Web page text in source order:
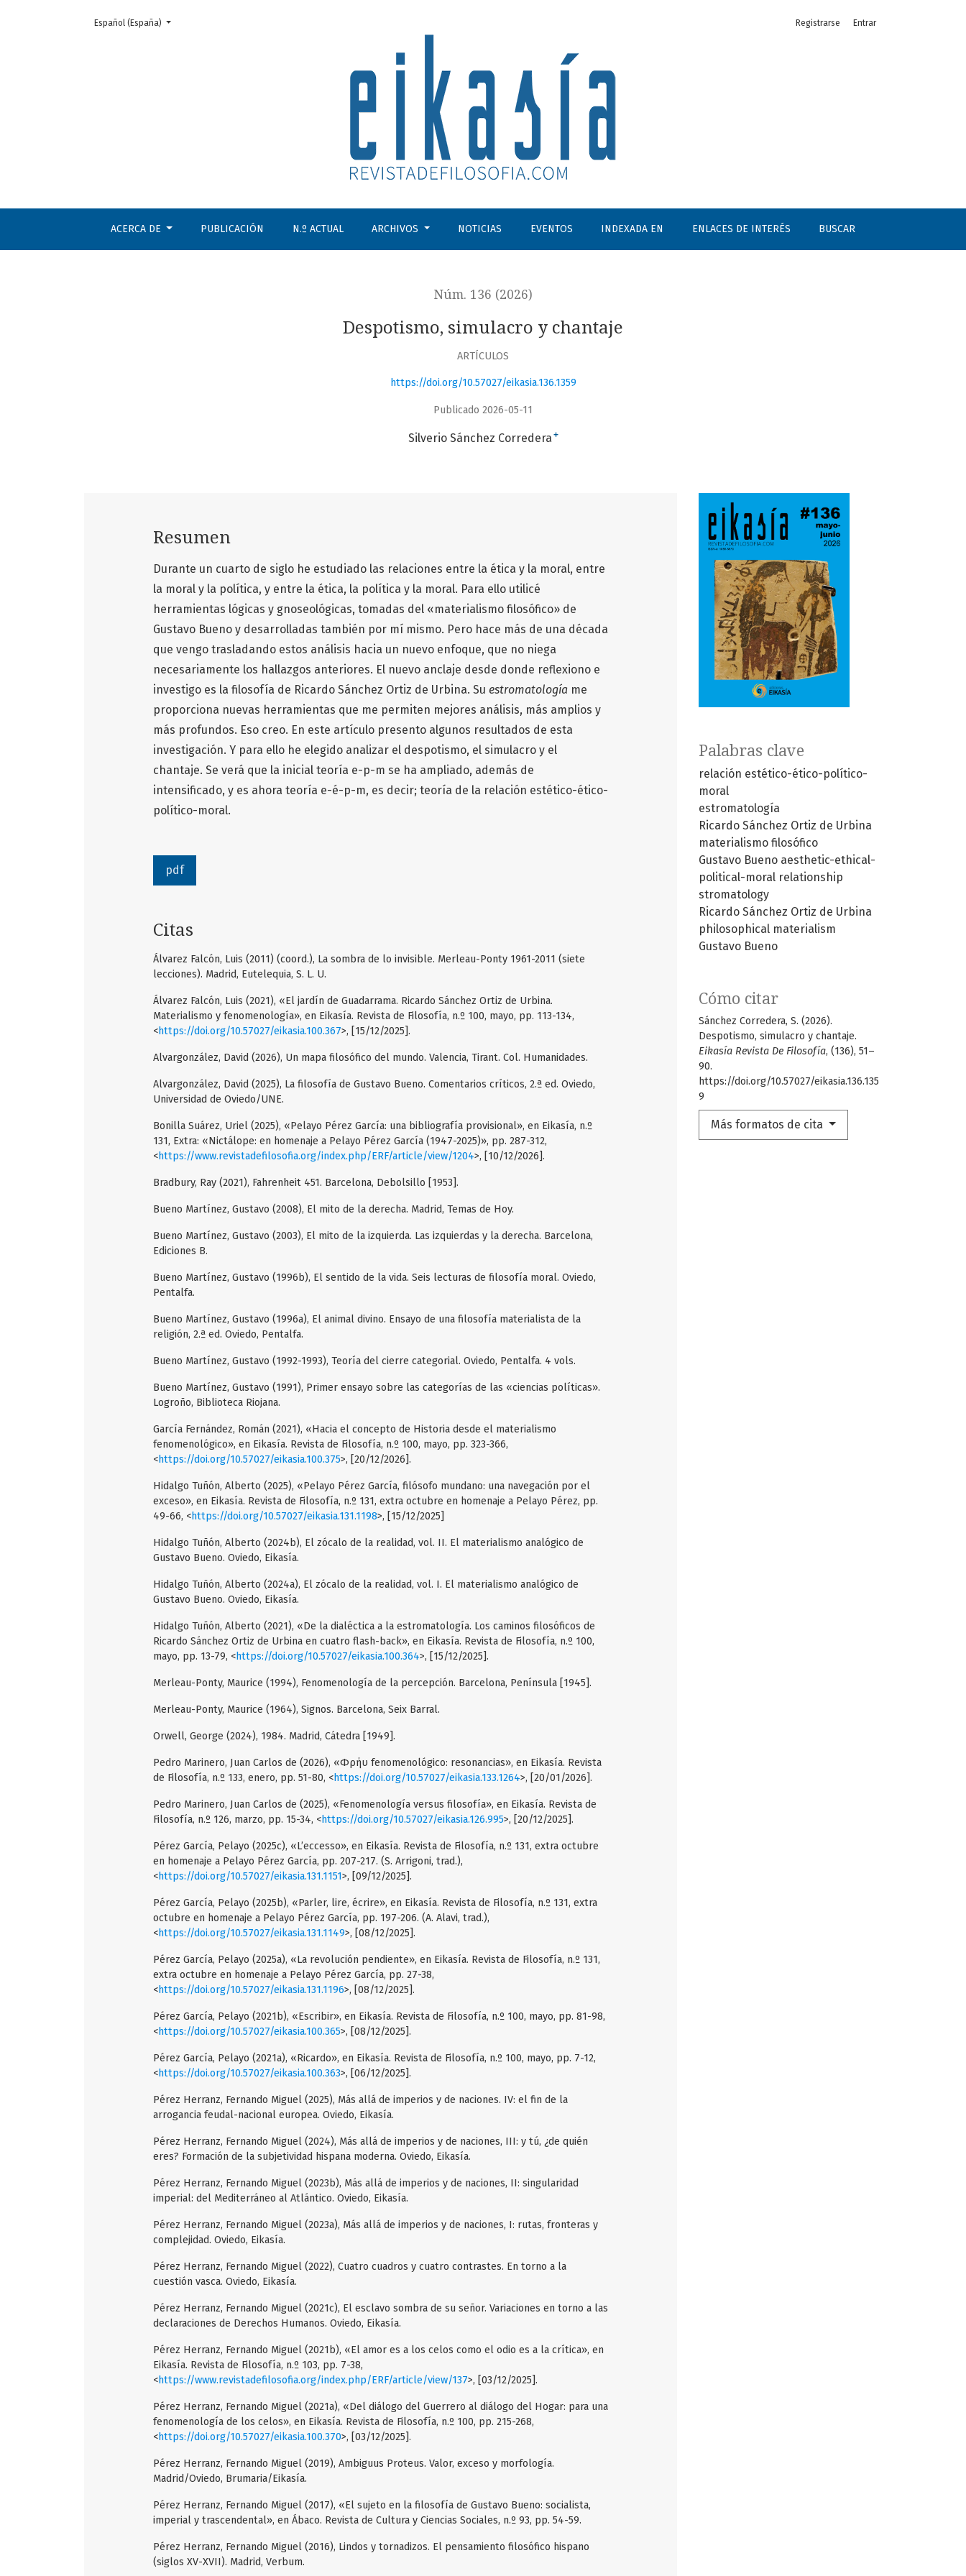
Despotismo, simulacro y chantaje
Registrarse Entrar
Cambiar el idioma. El actual es:
Español (España)
ACERCA DE PUBLICACIÓN N.º ACTUAL ARCHIVOS NOTICIAS EVENTOS INDEXADA EN ENLACES DE INTERÉS BUSCAR
Núm. 136 (2026)
Despotismo, simulacro y chantaje
ARTÍCULOS
https://doi.org/10.57027/eikasia.136.1359
Publicado 2026-05-11
Silverio Sánchez Corredera +
Palabras clave
relación estético-ético-político-
moral
estromatología
Ricardo Sánchez Ortiz de Urbina
materialismo filosófico
Gustavo Bueno aesthetic-ethical-
political-moral relationship
stromatology
Ricardo Sánchez Ortiz de Urbina
philosophical materialism
Gustavo Bueno
Cómo citar
Sánchez Corredera, S. (2026).
Despotismo, simulacro y chantaje.
Eikasía Revista De Filosofía, (136), 51–
90.
https://doi.org/10.57027/eikasia.136.135
9
Más formatos de cita
Resumen
Durante un cuarto de siglo he estudiado las relaciones entre la ética y la moral, entre
la moral y la política, y entre la ética, la política y la moral. Para ello utilicé
herramientas lógicas y gnoseológicas, tomadas del «materialismo filosófico» de
Gustavo Bueno y desarrolladas también por mí mismo. Pero hace más de una década
que vengo trasladando estos análisis hacia un nuevo enfoque, que no niega
necesariamente los hallazgos anteriores. El nuevo anclaje desde donde reflexiono e
investigo es la filosofía de Ricardo Sánchez Ortiz de Urbina. Su estromatología me
proporciona nuevas herramientas que me permiten mejores análisis, más amplios y
más profundos. Eso creo. En este artículo presento algunos resultados de esta
investigación. Y para ello he elegido analizar el despotismo, el simulacro y el
chantaje. Se verá que la inicial teoría e-p-m se ha ampliado, además de
intensificado, y es ahora teoría e-é-p-m, es decir; teoría de la relación estético-ético-
político-moral.
pdf
Citas
Álvarez Falcón, Luis (2011) (coord.), La sombra de lo invisible. Merleau-Ponty 1961-2011 (siete
lecciones). Madrid, Eutelequia, S. L. U.
Álvarez Falcón, Luis (2021), «El jardín de Guadarrama. Ricardo Sánchez Ortiz de Urbina.
Materialismo y fenomenología», en Eikasía. Revista de Filosofía, n.º 100, mayo, pp. 113-134,
<https://doi.org/10.57027/eikasia.100.367>, [15/12/2025].
Alvargonzález, David (2026), Un mapa filosófico del mundo. Valencia, Tirant. Col. Humanidades.
Alvargonzález, David (2025), La filosofía de Gustavo Bueno. Comentarios críticos, 2.ª ed. Oviedo,
Universidad de Oviedo/UNE.
Bonilla Suárez, Uriel (2025), «Pelayo Pérez García: una bibliografía provisional», en Eikasía, n.º
131, Extra: «Nictálope: en homenaje a Pelayo Pérez García (1947-2025)», pp. 287-312,
<https://www.revistadefilosofia.org/index.php/ERF/article/view/1204>, [10/12/2026].
Bradbury, Ray (2021), Fahrenheit 451. Barcelona, Debolsillo [1953].
Bueno Martínez, Gustavo (2008), El mito de la derecha. Madrid, Temas de Hoy.
Bueno Martínez, Gustavo (2003), El mito de la izquierda. Las izquierdas y la derecha. Barcelona,
Ediciones B.
Bueno Martínez, Gustavo (1996b), El sentido de la vida. Seis lecturas de filosofía moral. Oviedo,
Pentalfa.
Bueno Martínez, Gustavo (1996a), El animal divino. Ensayo de una filosofía materialista de la
religión, 2.ª ed. Oviedo, Pentalfa.
Bueno Martínez, Gustavo (1992-1993), Teoría del cierre categorial. Oviedo, Pentalfa. 4 vols.
Bueno Martínez, Gustavo (1991), Primer ensayo sobre las categorías de las «ciencias políticas».
Logroño, Biblioteca Riojana.
García Fernández, Román (2021), «Hacia el concepto de Historia desde el materialismo
fenomenológico», en Eikasía. Revista de Filosofía, n.º 100, mayo, pp. 323-366,
<https://doi.org/10.57027/eikasia.100.375>, [20/12/2026].
Hidalgo Tuñón, Alberto (2025), «Pelayo Pérez García, filósofo mundano: una navegación por el
exceso», en Eikasía. Revista de Filosofía, n.º 131, extra octubre en homenaje a Pelayo Pérez, pp.
49-66, <https://doi.org/10.57027/eikasia.131.1198>, [15/12/2025]
Hidalgo Tuñón, Alberto (2024b), El zócalo de la realidad, vol. II. El materialismo analógico de
Gustavo Bueno. Oviedo, Eikasía.
Hidalgo Tuñón, Alberto (2024a), El zócalo de la realidad, vol. I. El materialismo analógico de
Gustavo Bueno. Oviedo, Eikasía.
Hidalgo Tuñón, Alberto (2021), «De la dialéctica a la estromatología. Los caminos filosóficos de
Ricardo Sánchez Ortiz de Urbina en cuatro flash-back», en Eikasía. Revista de Filosofía, n.º 100,
mayo, pp. 13-79, <https://doi.org/10.57027/eikasia.100.364>, [15/12/2025].
Merleau-Ponty, Maurice (1994), Fenomenología de la percepción. Barcelona, Península [1945].
Merleau-Ponty, Maurice (1964), Signos. Barcelona, Seix Barral.
Orwell, George (2024), 1984. Madrid, Cátedra [1949].
Pedro Marinero, Juan Carlos de (2026), «Φρήυ fenomenológico: resonancias», en Eikasía. Revista
de Filosofía, n.º 133, enero, pp. 51-80, <https://doi.org/10.57027/eikasia.133.1264>, [20/01/2026].
Pedro Marinero, Juan Carlos de (2025), «Fenomenología versus filosofía», en Eikasía. Revista de
Filosofía, n.º 126, marzo, pp. 15-34, <https://doi.org/10.57027/eikasia.126.995>, [20/12/2025].
Pérez García, Pelayo (2025c), «L’eccesso», en Eikasía. Revista de Filosofía, n.º 131, extra octubre
en homenaje a Pelayo Pérez García, pp. 207-217. (S. Arrigoni, trad.),
<https://doi.org/10.57027/eikasia.131.1151>, [09/12/2025].
Pérez García, Pelayo (2025b), «Parler, lire, écrire», en Eikasía. Revista de Filosofía, n.º 131, extra
octubre en homenaje a Pelayo Pérez García, pp. 197-206. (A. Alavi, trad.),
<https://doi.org/10.57027/eikasia.131.1149>, [08/12/2025].
Pérez García, Pelayo (2025a), «La revolución pendiente», en Eikasía. Revista de Filosofía, n.º 131,
extra octubre en homenaje a Pelayo Pérez García, pp. 27-38,
<https://doi.org/10.57027/eikasia.131.1196>, [08/12/2025].
Pérez García, Pelayo (2021b), «Escribir», en Eikasía. Revista de Filosofía, n.º 100, mayo, pp. 81-98,
<https://doi.org/10.57027/eikasia.100.365>, [08/12/2025].
Pérez García, Pelayo (2021a), «Ricardo», en Eikasía. Revista de Filosofía, n.º 100, mayo, pp. 7-12,
<https://doi.org/10.57027/eikasia.100.363>, [06/12/2025].
Pérez Herranz, Fernando Miguel (2025), Más allá de imperios y de naciones. IV: el fin de la
arrogancia feudal-nacional europea. Oviedo, Eikasía.
Pérez Herranz, Fernando Miguel (2024), Más allá de imperios y de naciones, III: y tú, ¿de quién
eres? Formación de la subjetividad hispana moderna. Oviedo, Eikasía.
Pérez Herranz, Fernando Miguel (2023b), Más allá de imperios y de naciones, II: singularidad
imperial: del Mediterráneo al Atlántico. Oviedo, Eikasía.
Pérez Herranz, Fernando Miguel (2023a), Más allá de imperios y de naciones, I: rutas, fronteras y
complejidad. Oviedo, Eikasía.
Pérez Herranz, Fernando Miguel (2022), Cuatro cuadros y cuatro contrastes. En torno a la
cuestión vasca. Oviedo, Eikasía.
Pérez Herranz, Fernando Miguel (2021c), El esclavo sombra de su señor. Variaciones en torno a las
declaraciones de Derechos Humanos. Oviedo, Eikasía.
Pérez Herranz, Fernando Miguel (2021b), «El amor es a los celos como el odio es a la crítica», en
Eikasía. Revista de Filosofía, n.º 103, pp. 7-38,
<https://www.revistadefilosofia.org/index.php/ERF/article/view/137>, [03/12/2025].
Pérez Herranz, Fernando Miguel (2021a), «Del diálogo del Guerrero al diálogo del Hogar: para una
fenomenología de los celos», en Eikasía. Revista de Filosofía, n.º 100, pp. 215-268,
<https://doi.org/10.57027/eikasia.100.370>, [03/12/2025].
Pérez Herranz, Fernando Miguel (2019), Ambiguus Proteus. Valor, exceso y morfología.
Madrid/Oviedo, Brumaria/Eikasía.
Pérez Herranz, Fernando Miguel (2017), «El sujeto en la filosofía de Gustavo Bueno: socialista,
imperial y trascendental», en Ábaco. Revista de Cultura y Ciencias Sociales, n.º 93, pp. 54-59.
Pérez Herranz, Fernando Miguel (2016), Lindos y tornadizos. El pensamiento filosófico hispano
(siglos XV-XVII). Madrid, Verbum.